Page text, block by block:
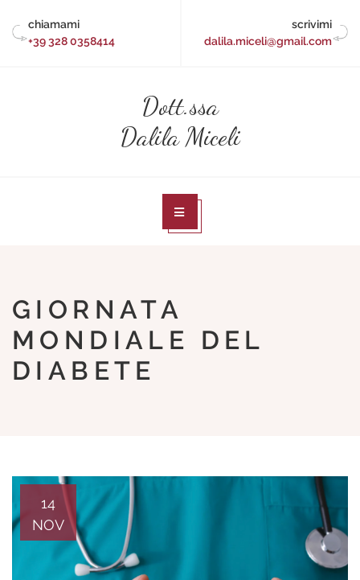
content
chiamami
+39 328 0358414
scrivimi
dalila.miceli@gmail.com
Dott.ssa
Dalila Miceli
GIORNATA
MONDIALE DEL
DIABETE
14
NOV